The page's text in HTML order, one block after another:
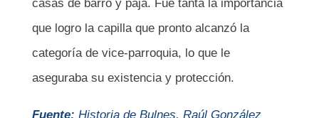
casas de barro y paja. Fue tanta la importancia
que logro la capilla que pronto alcanzó la
categoría de vice-parroquia, lo que le
aseguraba su existencia y protección.
Fuente: Historia de Bulnes, Raúl González